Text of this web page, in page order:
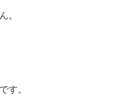
。
す。